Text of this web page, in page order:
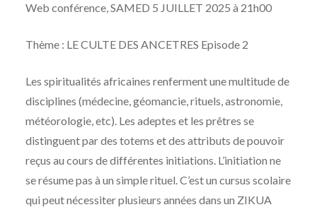
Web conférence, SAMED 5 JUILLET 2025 à 21h00
Thème : LE CULTE DES ANCETRES Episode 2
Les spiritualités africaines renferment une multitude de
disciplines (médecine, géomancie, rituels, astronomie,
météorologie, etc). Les adeptes et les prêtres se
distinguent par des totems et des attributs de pouvoir
reçus au cours de différentes initiations. L’initiation ne
se résume pas à un simple rituel. C’est un cursus scolaire
qui peut nécessiter plusieurs années dans un ZIKUA